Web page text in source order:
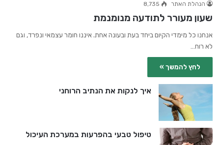
הנהלת האתר 8,735
שעון מעורר לתודעה מנומנמת
אנחנו כל מימדי הקיום ביחד בעת ובעונה אחת. איננו חומר עצמאי ונפרד, וגם
לא רוח…
לחץ להמשך »
איך לנקות את הנתיב הרוחני
טיפול טבעי בהפרעות במערכת העיכול